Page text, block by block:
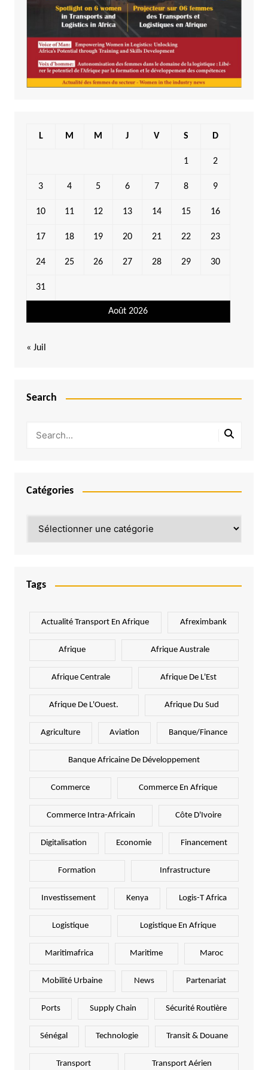
Août 2026
L M M J V S D
1 2
3 4 5 6 7 8 9
10 11 12 13 14 15 16
17 18 19 20 21 22 23
24 25 26 27 28 29 30
31
« Juil
Search
Catégories
Tags
Actualité Transport En Afrique Afreximbank
Afrique Afrique Australe
Afrique Centrale Afrique De L'Est
Afrique De L'Ouest. Afrique Du Sud
Agriculture Aviation Banque/Finance
Banque Africaine De Développement
Commerce Commerce En Afrique
Commerce Intra-Africain Côte D'Ivoire
Digitalisation Economie Financement
Formation Infrastructure
Investissement Kenya Logis-T Africa
Logistique Logistique En Afrique
Maritimafrica Maritime Maroc
Mobilité Urbaine News Partenariat
Ports Supply Chain Sécurité Routière
Sénégal Technologie Transit & Douane
Transport Transport Aérien